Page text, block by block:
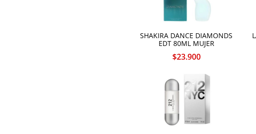
SHAKIRA DANCE DIAMONDS
EDT 80ML MUJER
$23.900